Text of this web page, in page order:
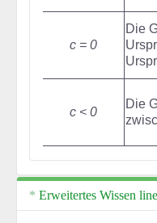
c = 0
Die
c < 0
Die
Erweitertes Wissen